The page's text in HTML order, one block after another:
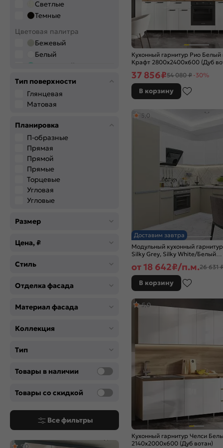
Светлые
Темные
Цветовая палитра
Бежевый
Белый
Бирюзовый
Голубой
Дерево
Желтый
Зелёный
Золото
Коричневый
Красный
Оранжевый
Розовый
Сатин
Серый
Черный
Angel
Blanco
Cappuccino Softwood
Cappuccino Veralinga
Cashmere In 2S
Clay Silk
Cream Silk
Cream Silkwood
Gallant
Тип поверхности
Глянцевая
Матовая
Планировка
П-образные
Прямая
Прямой
Прямые
Торцевые
Угловая
Угловые
Размер
Цена, ₽
Стиль
Отделка фасада
Материал фасада
Коллекция
Тип
Товары в наличии
Товары со скидкой
Все фильтры
5,0
Кухонный гарнитур Рио
Крафт 2800x2400x600 (Дуб
37 856₽54 080 ₽ -30%
В корзину
Доставим завтра
Модульный кухонный
Silky Grey, Silky White/Белый
2140x2500/1800x600
5,0
от18 642₽/п.м.26 631
В корзину
Кухонный гарнитур Челси
2140x2000x600 (Дуб вотан)
5,0